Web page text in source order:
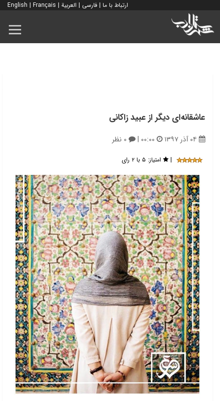
ارتباط با ما | فارسی | العربية |
English | Français
عاشقانه‌ای دیگر از عبید زاکانی
۰۴ آذر ۱۳۹۷ ۰۰:۰۰ | ۰ نظر
| امتیاز: ۵ با ۲ رای